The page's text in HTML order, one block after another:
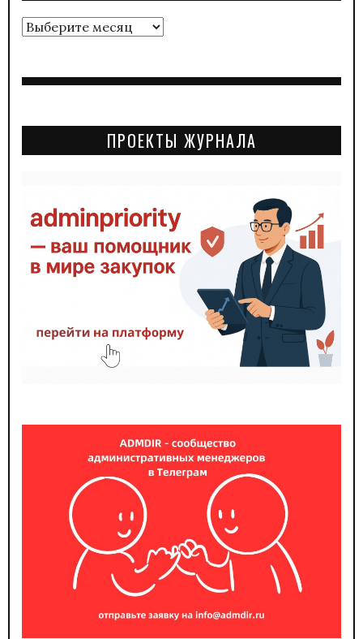
Архивы
ПРОЕКТЫ ЖУРНАЛА